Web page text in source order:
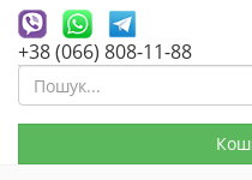
+38 (066) 808-11-88